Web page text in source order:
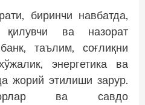
биринчи навбатда,
қилувчи ва назорат
таълим, соғлиқни
энергетика ва
жорий этилиши зарур.
ва савдо